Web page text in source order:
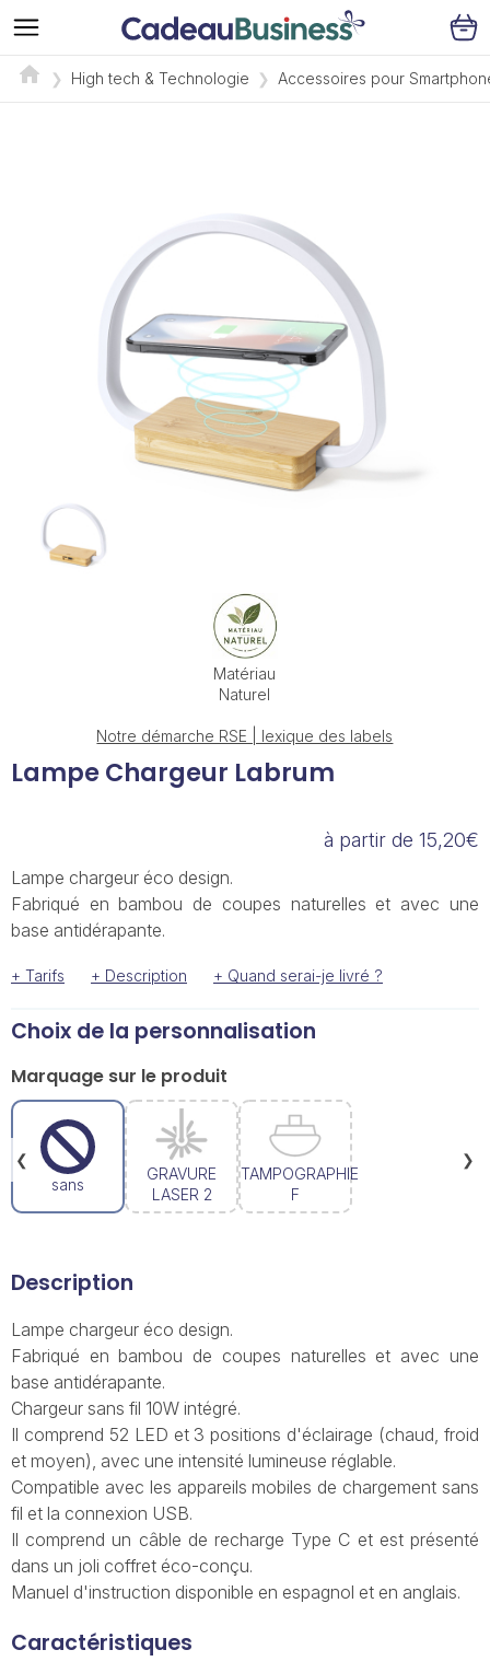
High tech & Technologie Accessoires pour
Matériau
Naturel
Notre démarche RSE | lexique des labels
Lampe Chargeur Labrum
à partir de 15,20€
Lampe chargeur éco design.
Fabriqué en bambou de coupes naturelles et avec une
base antidérapante.
+ Tarifs + Description + Quand serai-je livré ?
Choix de la personnalisation
Marquage sur le produit
sans
GRAVURE
LASER 2
TAMPOGRAPHIE
F
❯
❮
Description
Lampe chargeur éco design.
Fabriqué en bambou de coupes naturelles et avec une
base antidérapante.
Chargeur sans fil 10W intégré.
Il comprend 52 LED et 3 positions d'éclairage (chaud, froid
et moyen), avec une intensité lumineuse réglable.
Compatible avec les appareils mobiles de chargement sans
fil et la connexion USB.
Il comprend un câble de recharge Type C et est présenté
dans un joli coffret éco-conçu.
Manuel d'instruction disponible en espagnol et en anglais.
Caractéristiques